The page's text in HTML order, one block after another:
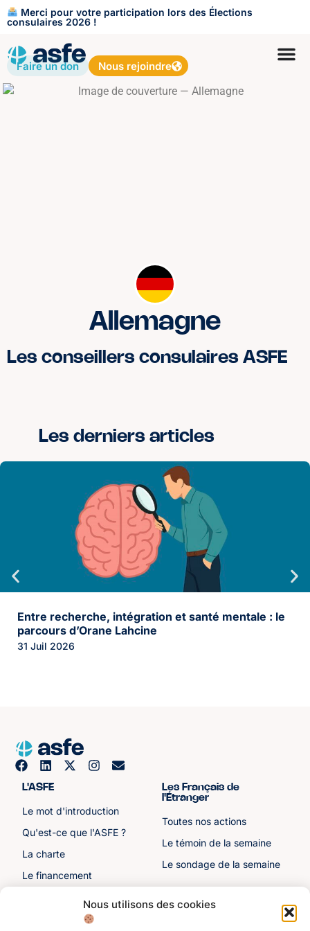
Nous utilisons des cookies
Merci pour votre participation lors des Élections
consulaires 2026 !
Faire un don Nous rejoindre
Allemagne
Les conseillers consulaires ASFE
Les derniers articles
Entre recherche, intégration et santé mentale : le
parcours d’Orane Lahcine
31 Juil 2026
L'ASFE
Le mot d'introduction
Qu'est-ce que l'ASFE ?
La charte
Le financement
Les sénateurs
Les Français de
l'Étranger
Toutes nos actions
Le témoin de la semaine
Le sondage de la semaine